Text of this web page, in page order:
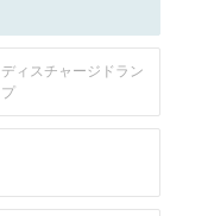
ディスチャージドラン
プ